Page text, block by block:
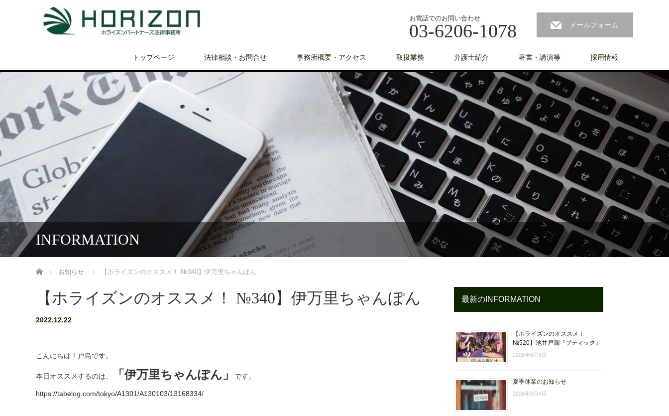
お電話でのお問い合わせ
03-6206-1078 メールフォーム
トップページ 法律相談・お問合せ 事務所概要・アクセス 取扱業務 弁護士紹介 著書・講演等 採用情報
INFORMATION
ホーム お知らせ 【ホライズンのオススメ！ №340】伊万里ちゃんぽん
【ホライズンのオススメ！ №340】伊万里ちゃんぽん
2022.12.22
こんにちは！戸島です。
本日オススメするのは、 「伊万里ちゃんぽん」 です。
https://tabelog.com/tokyo/A1301/A130103/13168334/
最新のINFORMATION
【ホライズンのオススメ！
№520】池井戸潤『ブティック』
2026年8月5日
夏季休業のお知らせ
2026年8月4日